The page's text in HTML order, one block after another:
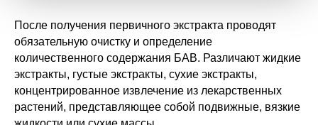
После получения первичного экстракта проводят
обязательную очистку и определение
количественного содержания БАВ. Различают жидкие
экстракты, густые экстракты, сухие экстракты,
концентрированное извлечение из лекарственных
растений, представляющее собой подвижные, вязкие